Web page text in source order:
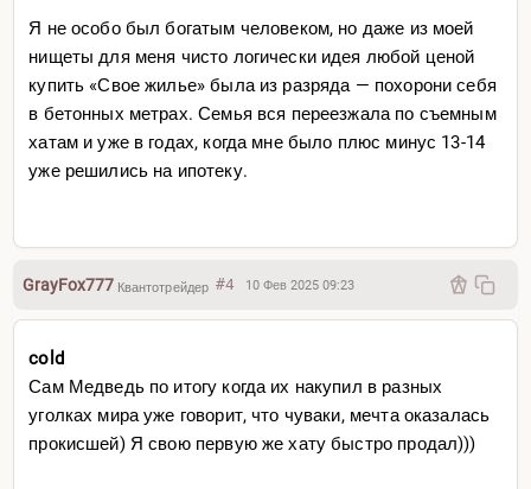
Я не особо был богатым человеком, но даже из моей
нищеты для меня чисто логически идея любой ценой
купить «Свое жилье» была из разряда — похорони себя
в бетонных метрах. Семья вся переезжала по съемным
хатам и уже в годах, когда мне было плюс минус 13-14
уже решились на ипотеку.
GrayFox777 Квантотрейдер #4 10 Фев 2025 09:23
cold
Сам Медведь по итогу когда их накупил в разных
уголках мира уже говорит, что чуваки, мечта оказалась
прокисшей) Я свою первую же хату быстро продал)))